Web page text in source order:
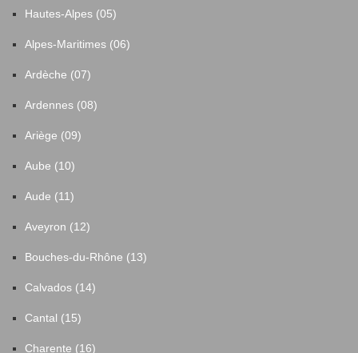
Hautes-Alpes (05)
Alpes-Maritimes (06)
Ardèche (07)
Ardennes (08)
Ariège (09)
Aube (10)
Aude (11)
Aveyron (12)
Bouches-du-Rhône (13)
Calvados (14)
Cantal (15)
Charente (16)